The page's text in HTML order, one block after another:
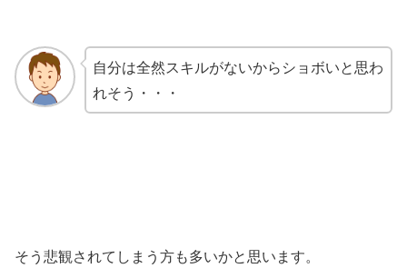
自分は全然スキルがないからショボいと思わ
れそう・・・
そう悲観されてしまう方も多いかと思います。